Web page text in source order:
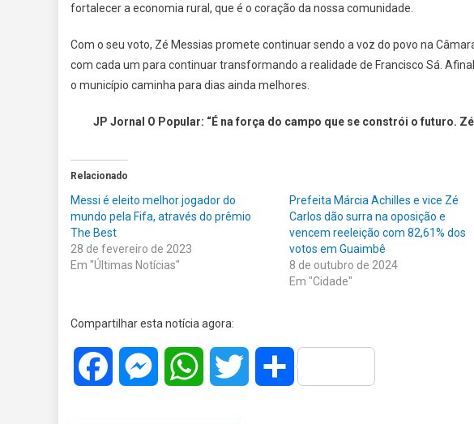
fortalecer a economia rural, que é o coração da nossa comunidade.
Com o seu voto, Zé Messias promete continuar sendo a voz do povo na
com cada um para continuar transformando a realidade de Francisco Sá.
o município caminha para dias ainda melhores.
JP Jornal O Popular: “É na força do campo que se constrói o futuro.
Relacionado
Messi é eleito melhor jogador do
mundo pela Fifa, através do prêmio
The Best
28 de fevereiro de 2023
Em "Últimas Notícias"
Prefeita Márcia Achilles e vice Zé
Carlos dão surra na oposição e
vencem reeleição com 82,61% dos
votos em Guaimbê
8 de outubro de 2024
Em "Cidade"
Compartilhar esta notícia agora:
Facebook MessengerWhatsAppTwitter Share